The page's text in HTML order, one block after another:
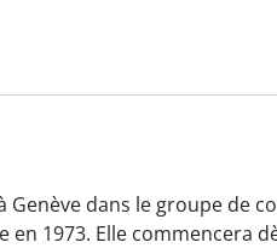
dans le groupe de
en 1973. Elle commencera